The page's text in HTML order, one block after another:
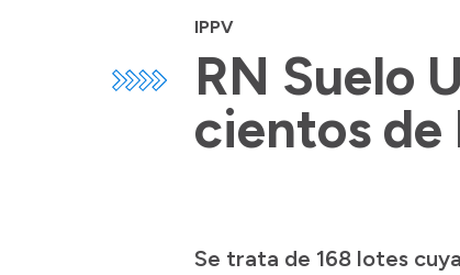
IPPV
RN Suelo
cientos de
Se trata de 168 lotes